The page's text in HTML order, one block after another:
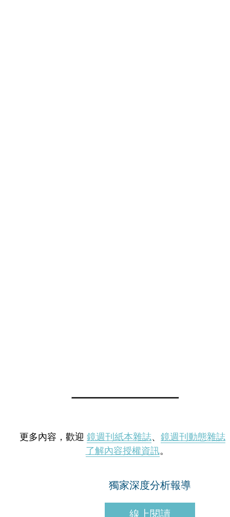
更多內容，歡迎 鏡週刊紙本雜誌、 鏡週刊動態雜誌
了解內容授權資訊。
獨家深度分析報導
線上閱讀